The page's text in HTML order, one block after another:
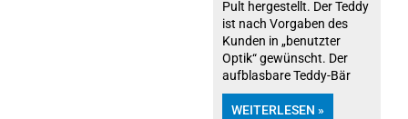
Pult hergestellt. Der Teddy
ist nach Vorgaben des
Kunden in „benutzter
Optik“ gewünscht. Der
aufblasbare Teddy-Bär
WEITERLESEN »